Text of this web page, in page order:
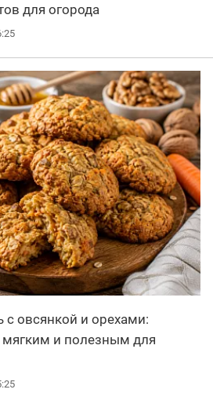
для огорода
овсянкой и орехами:
мягким и полезным для